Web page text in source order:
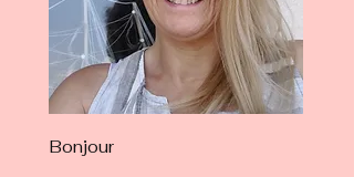
Bonjour